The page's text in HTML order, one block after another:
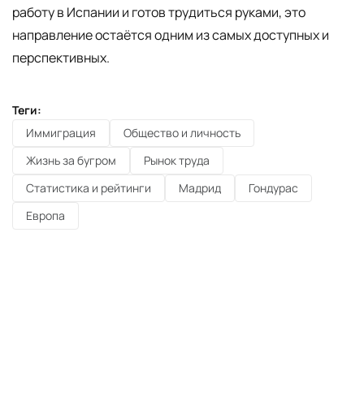
работу в Испании и готов трудиться руками, это
направление остаётся одним из самых доступных и
перспективных.
Теги:
Иммиграция
Общество и личность
Жизнь за бугром
Рынок труда
Статистика и рейтинги
Мадрид
Гондурас
Европа